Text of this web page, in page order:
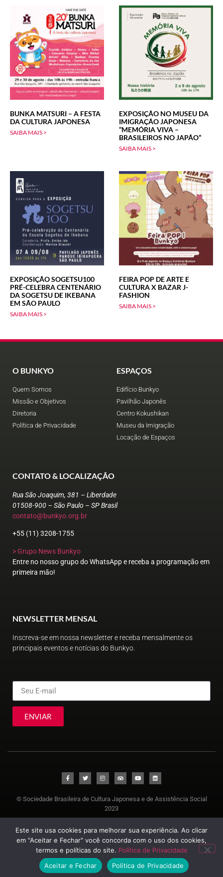
BUNKA MATSURI – A FESTA
DA CULTURA JAPONESA
SAIBA MAIS >
EXPOSIÇÃO NO MUSEU DA
IMIGRAÇÃO JAPONESA
“MEMÓRIA VIVA –
BRASILEIROS NO JAPÃO”
SAIBA MAIS >
EXPOSIÇÃO SOGETSU100
PRÉ-CELEBRA CENTENÁRIO
DA SOGETSU DE IKEBANA
EM SÃO PAULO
SAIBA MAIS >
FEIRA POP DE ARTE E
CULTURA X BAZAR J-
FASHION
SAIBA MAIS >
O BUNKYO
Quem Somos
Missão e Objetivos
Diretoria
Política de Privacidade
ESPAÇOS
Edifício Bunkyo
Pavilhão Japonês
Centro Kokushikan
Museu da Imigração
Locação de Espaços
CONTATO & LOCALIZAÇÃO
Rua São Joaquim, 381 – Liberdade
01508-900 – São Paulo – SP Brasil
contato@bunkyo.org.br
+55 (11) 3208-1755
> Grupo News Bunkyo
Entre no nosso grupo do WhatsApp e receba a programação em
primeira mão!
NEWSLETTER MENSAL
Inscreva-se em nossa newsletter e receba mensalmente os
principais eventos e notícias do Bunkyo.
ENVIAR
© Sociedade Brasileira de Cultura Japonesa e de Assistência Social
2023
Este site usa cookies para melhorar sua experiência. Ao clicar
em "Aceitar e Fechar" você concorda com o uso dos cookies,
termos e políticas do site. Política de Privacidade
Aceitar e Fechar
Política de Privacidade